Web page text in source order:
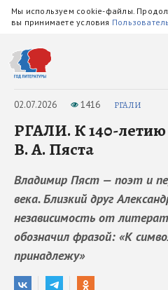
Мы используем cookie-файлы.
вы принимаете условия
02.07.2026 1416 РГАЛИ
РГАЛИ. К 140-
В. А. Пяста
Владимир Пяст — поэт и
века. Близкий друг
независимость от
обозначил фразой: «К
принадлежу»